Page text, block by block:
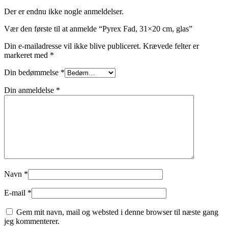
Der er endnu ikke nogle anmeldelser.
Vær den første til at anmelde “Pyrex Fad, 31×20 cm, glas”
Din e-mailadresse vil ikke blive publiceret. Krævede felter er
markeret med *
Din bedømmelse *
Din anmeldelse *
Navn *
E-mail *
Gem mit navn, mail og websted i denne browser til næste gang
jeg kommenterer.